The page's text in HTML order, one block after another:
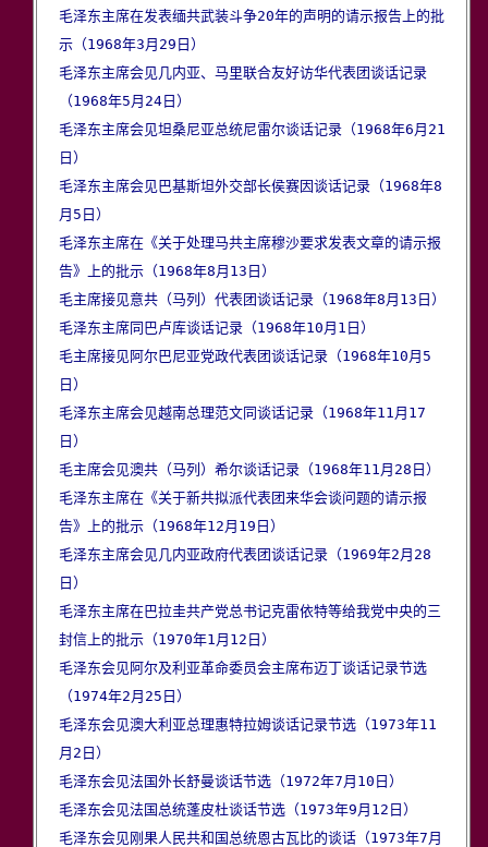
毛泽东主席在发表缅共武装斗争20年的声明的请示报告上的批
示（1968年3月29日）
毛泽东主席会见几内亚、马里联合友好访华代表团谈话记录
（1968年5月24日）
毛泽东主席会见坦桑尼亚总统尼雷尔谈话记录（1968年6月21
日）
毛泽东主席会见巴基斯坦外交部长侯赛因谈话记录（1968年8
月5日）
毛泽东主席在《关于处理马共主席穆沙要求发表文章的请示报
告》上的批示（1968年8月13日）
毛主席接见意共（马列）代表团谈话记录（1968年8月13日）
毛泽东主席同巴卢库谈话记录（1968年10月1日）
毛主席接见阿尔巴尼亚党政代表团谈话记录（1968年10月5
日）
毛泽东主席会见越南总理范文同谈话记录（1968年11月17
日）
毛主席会见澳共（马列）希尔谈话记录（1968年11月28日）
毛泽东主席在《关于新共拟派代表团来华会谈问题的请示报
告》上的批示（1968年12月19日）
毛泽东主席会见几内亚政府代表团谈话记录（1969年2月28
日）
毛泽东主席在巴拉圭共产党总书记克雷依特等给我党中央的三
封信上的批示（1970年1月12日）
毛泽东会见阿尔及利亚革命委员会主席布迈丁谈话记录节选
（1974年2月25日）
毛泽东会见澳大利亚总理惠特拉姆谈话记录节选（1973年11
月2日）
毛泽东会见法国外长舒曼谈话节选（1972年7月10日）
毛泽东会见法国总统蓬皮杜谈话节选（1973年9月12日）
毛泽东会见刚果人民共和国总统恩古瓦比的谈话（1973年7月